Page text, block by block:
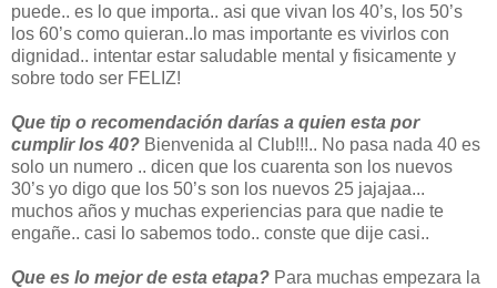
puede.. es lo que importa.. asi que vivan los 40’s, los 50’s
los 60’s como quieran..lo mas importante es vivirlos con
dignidad.. intentar estar saludable mental y fisicamente y
sobre todo ser FELIZ!
Que tip o recomendación darías a quien esta por
cumplir los 40? Bienvenida al Club!!!.. No pasa nada 40 es
solo un numero .. dicen que los cuarenta son los nuevos
30’s yo digo que los 50’s son los nuevos 25 jajajaa...
muchos años y muchas experiencias para que nadie te
engañe.. casi lo sabemos todo.. conste que dije casi..
Que es lo mejor de esta etapa? Para muchas empezara la